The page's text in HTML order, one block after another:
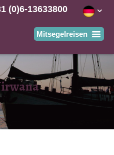
(0)6-13633800